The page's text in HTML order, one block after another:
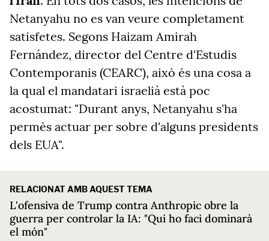
Netanyahu no es van veure completament
satisfetes. Segons Haizam Amirah
Fernández, director del Centre d'Estudis
Contemporanis (CEARC), això és una cosa a
la qual el mandatari israelià està poc
acostumat: "Durant anys, Netanyahu s'ha
permès actuar per sobre d'alguns presidents
dels EUA".
RELACIONAT AMB AQUEST TEMA
L'ofensiva de Trump contra Anthropic obre la
guerra per controlar la IA: "Qui ho faci dominarà
el món"